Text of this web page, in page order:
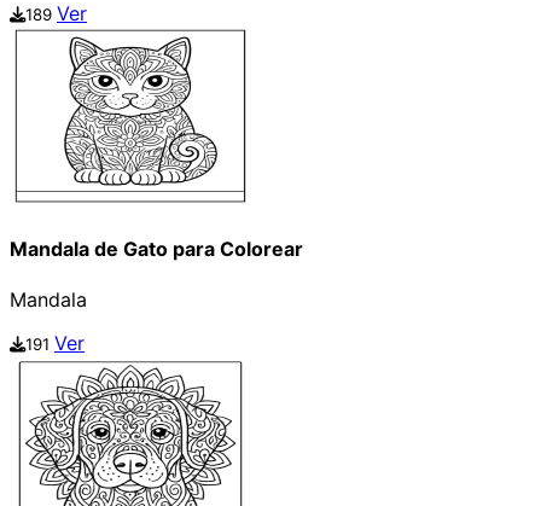
189 Ver
Mandala de Gato para Colorear
Mandala
191 Ver